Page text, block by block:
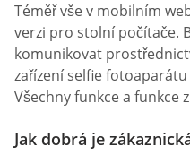
Téměř vše v mobilním
verzi pro stolní počítače.
komunikovat
zařízení selfie
Všechny funkce a funkce
Jak dobrá je